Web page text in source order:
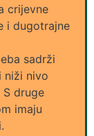
crijevne
i dugotrajne
sadrži
niži nivo
druge
imaju